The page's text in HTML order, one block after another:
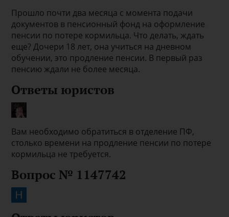
Прошло почти два месяца с момента подачи
документов в пенсионный фонд на оформление
пенсии по потере кормильца. Что делать, ждать
еще? Дочери 18 лет, она учиться на дневном
обучении, это продление пенсии. В первый раз
пенсию ждали не более месяца.
Ответы юристов
Вам необходимо обратиться в отделение ПФ,
столько времени на продление пенсии по потере
кормильца не требуется.
Вопрос № 1147742